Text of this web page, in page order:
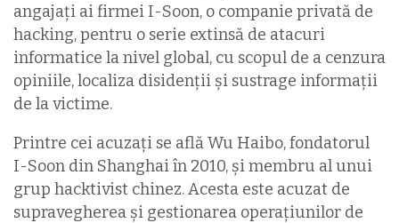
angajați ai firmei I-Soon, o companie privată de
hacking, pentru o serie extinsă de atacuri
informatice la nivel global, cu scopul de a cenzura
opiniile, localiza disidenții și sustrage informații
de la victime.
Printre cei acuzați se află Wu Haibo, fondatorul
I-Soon din Shanghai în 2010, și membru al unui
grup hacktivist chinez. Acesta este acuzat de
supravegherea și gestionarea operațiunilor de